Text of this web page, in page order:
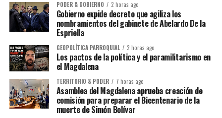
PODER & GOBIERNO 2 horas ago
Gobierno expide decreto que agiliza los
nombramientos del gabinete de Abelardo De la
Espriella
GEOPOLÍTICA PARROQUIAL 2 horas ago
Los pactos de la política y el paramilitarismo en
el Magdalena
TERRITORIO & PODER 7 horas ago
Asamblea del Magdalena aprueba creación de
comisión para preparar el Bicentenario de la
muerte de Simón Bolívar